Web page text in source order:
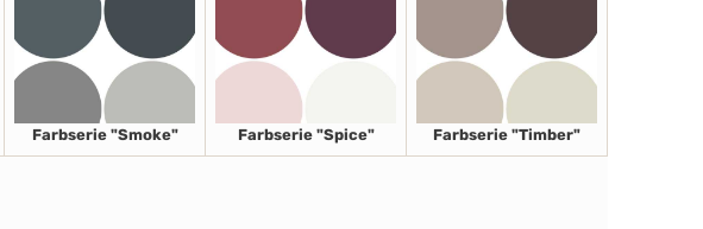
Farbserie "Smoke" Farbserie "Spice" Farbserie "Timber"